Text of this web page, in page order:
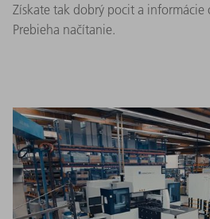
Získate tak dobrý pocit a informácie
Prebieha načítanie.